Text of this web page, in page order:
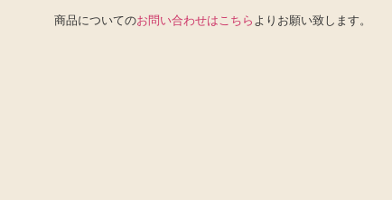
商品についてのお問い合わせはこちらよりお願い致します。